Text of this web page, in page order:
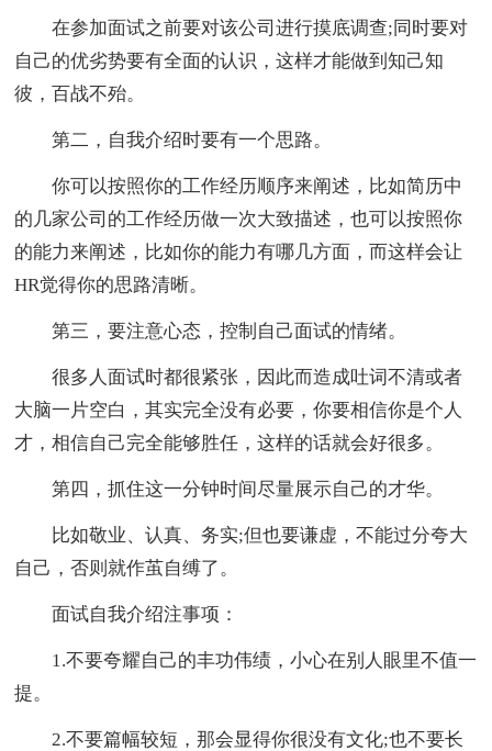
在参加面试之前要对该公司进行摸底调查;同时要对
自己的优劣势要有全面的认识，这样才能做到知己知
彼，百战不殆。
第二，自我介绍时要有一个思路。
你可以按照你的工作经历顺序来阐述，比如简历中
的几家公司的工作经历做一次大致描述，也可以按照你
的能力来阐述，比如你的能力有哪几方面，而这样会让
HR觉得你的思路清晰。
第三，要注意心态，控制自己面试的情绪。
很多人面试时都很紧张，因此而造成吐词不清或者
大脑一片空白，其实完全没有必要，你要相信你是个人
才，相信自己完全能够胜任，这样的话就会好很多。
第四，抓住这一分钟时间尽量展示自己的才华。
比如敬业、认真、务实;但也要谦虚，不能过分夸大
自己，否则就作茧自缚了。
面试自我介绍注事项：
1.不要夸耀自己的丰功伟绩，小心在别人眼里不值一
提。
2.不要篇幅较短，那会显得你很没有文化;也不要长